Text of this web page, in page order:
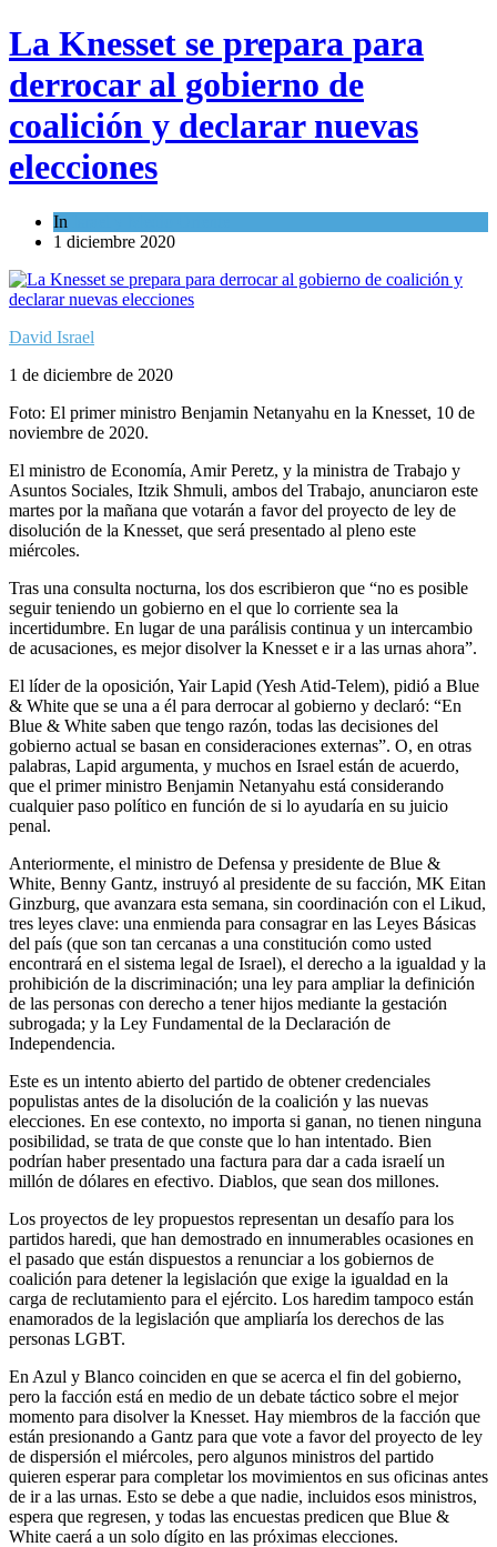
La Knesset se prepara para
derrocar al gobierno de
coalición y declarar nuevas
elecciones
In
1 diciembre 2020
David Israel
1 de diciembre de 2020
Foto: El primer ministro Benjamin Netanyahu en la Knesset, 10 de
noviembre de 2020.
El ministro de Economía, Amir Peretz, y la ministra de Trabajo y
Asuntos Sociales, Itzik Shmuli, ambos del Trabajo, anunciaron este
martes por la mañana que votarán a favor del proyecto de ley de
disolución de la Knesset, que será presentado al pleno este
miércoles.
Tras una consulta nocturna, los dos escribieron que “no es posible
seguir teniendo un gobierno en el que lo corriente sea la
incertidumbre. En lugar de una parálisis continua y un intercambio
de acusaciones, es mejor disolver la Knesset e ir a las urnas ahora”.
El líder de la oposición, Yair Lapid (Yesh Atid-Telem), pidió a Blue
& White que se una a él para derrocar al gobierno y declaró: “En
Blue & White saben que tengo razón, todas las decisiones del
gobierno actual se basan en consideraciones externas”. O, en otras
palabras, Lapid argumenta, y muchos en Israel están de acuerdo,
que el primer ministro Benjamin Netanyahu está considerando
cualquier paso político en función de si lo ayudaría en su juicio
penal.
Anteriormente, el ministro de Defensa y presidente de Blue &
White, Benny Gantz, instruyó al presidente de su facción, MK Eitan
Ginzburg, que avanzara esta semana, sin coordinación con el Likud,
tres leyes clave: una enmienda para consagrar en las Leyes Básicas
del país (que son tan cercanas a una constitución como usted
encontrará en el sistema legal de Israel), el derecho a la igualdad y la
prohibición de la discriminación; una ley para ampliar la definición
de las personas con derecho a tener hijos mediante la gestación
subrogada; y la Ley Fundamental de la Declaración de
Independencia.
Este es un intento abierto del partido de obtener credenciales
populistas antes de la disolución de la coalición y las nuevas
elecciones. En ese contexto, no importa si ganan, no tienen ninguna
posibilidad, se trata de que conste que lo han intentado. Bien
podrían haber presentado una factura para dar a cada israelí un
millón de dólares en efectivo. Diablos, que sean dos millones.
Los proyectos de ley propuestos representan un desafío para los
partidos haredi, que han demostrado en innumerables ocasiones en
el pasado que están dispuestos a renunciar a los gobiernos de
coalición para detener la legislación que exige la igualdad en la
carga de reclutamiento para el ejército. Los haredim tampoco están
enamorados de la legislación que ampliaría los derechos de las
personas LGBT.
En Azul y Blanco coinciden en que se acerca el fin del gobierno,
pero la facción está en medio de un debate táctico sobre el mejor
momento para disolver la Knesset. Hay miembros de la facción que
están presionando a Gantz para que vote a favor del proyecto de ley
de dispersión el miércoles, pero algunos ministros del partido
quieren esperar para completar los movimientos en sus oficinas antes
de ir a las urnas. Esto se debe a que nadie, incluidos esos ministros,
espera que regresen, y todas las encuestas predicen que Blue &
White caerá a un solo dígito en las próximas elecciones.